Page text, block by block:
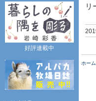
リ
ホーム
好評連載中